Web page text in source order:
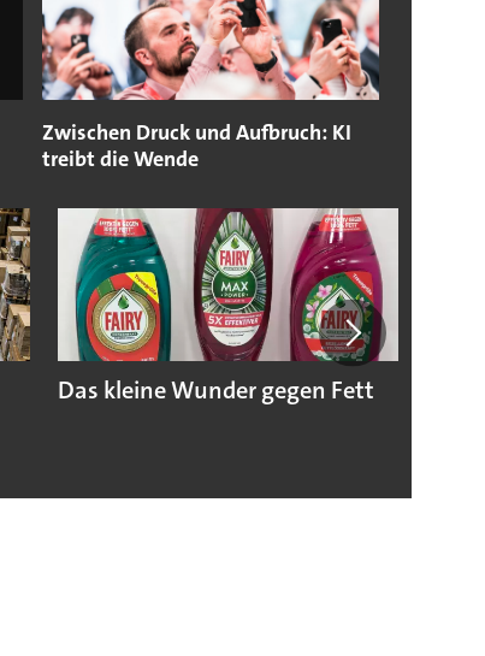
Zwischen Druck und Aufbruch: KI
treibt die Wende
Das kleine Wunder gegen Fett